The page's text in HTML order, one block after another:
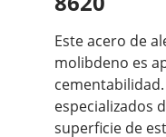
Este acero de
molibdeno es
especializados
superficie de